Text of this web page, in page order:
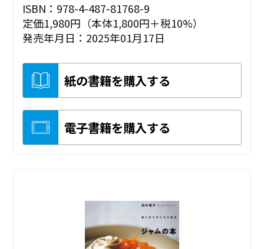
ISBN：978-4-487-81768-9
定価1,980円（本体1,800円＋税10%）
発売年月日：2025年01月17日
紙の書籍を購入する
電子書籍を購入する